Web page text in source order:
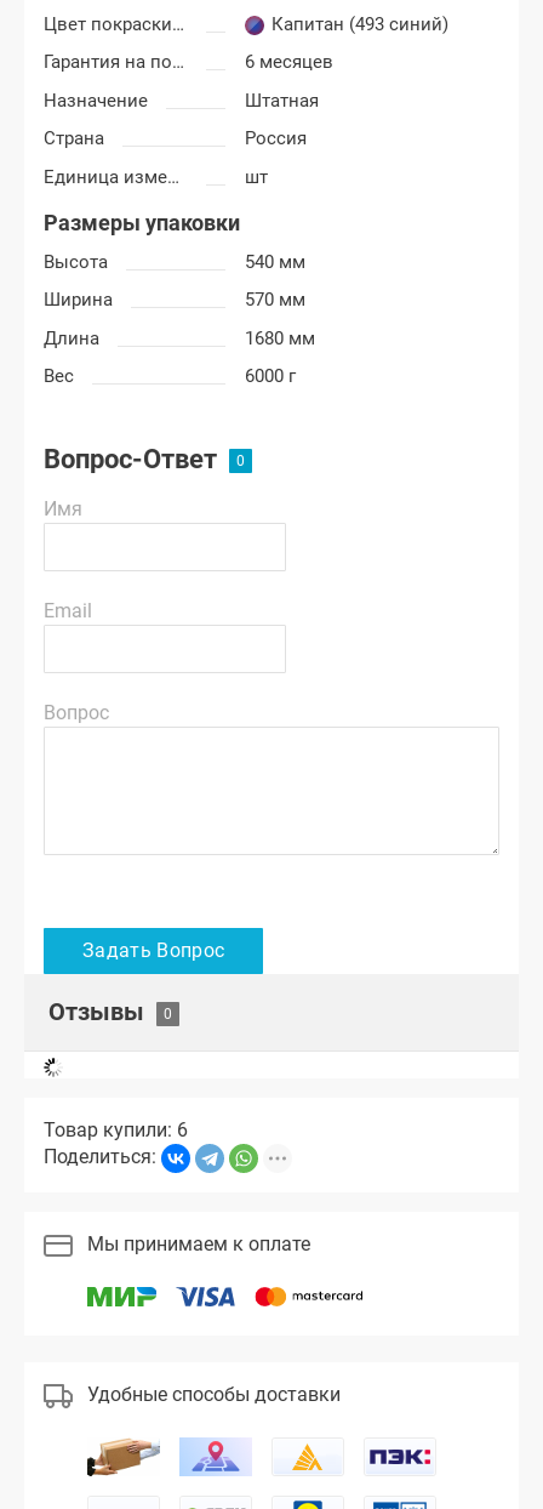
Цвет покраски Лада Гранта ФЛ (FL)
Капитан (493 синий)
Гарантия на покраску
6 месяцев
Назначение
Штатная
Страна
Россия
Единица измерения
шт
Размеры упаковки
Высота
540 мм
Ширина
570 мм
Длина
1680 мм
Вес
6000 г
Вопрос-Ответ
Имя
Email
Вопрос
Отзывы
Товар купили: 6
Поделиться:
Мы принимаем к оплате
Удобные способы доставки